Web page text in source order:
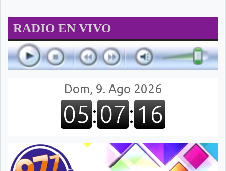
RADIO EN VIVO